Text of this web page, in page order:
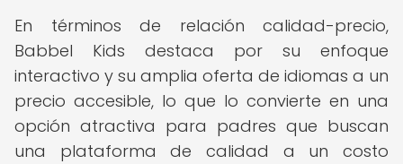
En términos de relación calidad-precio,
Babbel Kids destaca por su enfoque
interactivo y su amplia oferta de idiomas a un
precio accesible, lo que lo convierte en una
opción atractiva para padres que buscan
una plataforma de calidad a un costo